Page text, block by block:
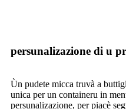
persunalizazione di u
Ùn pudete micca truvà a
unica per un containeru in
persunalizazione, per piacè